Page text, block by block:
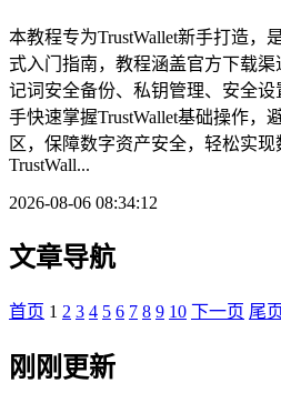
本教程专为TrustWallet新手打造，
式入门指南，教程涵盖官方下载
记词安全备份、私钥管理、安全
手快速掌握TrustWallet基础操作，
区，保障数字资产安全，轻松实现
TrustWall...
2026-08-06 08:34:12
文章导航
首页 1 2 3 4 5 6 7 8 9 10 下一页 尾
刚刚更新